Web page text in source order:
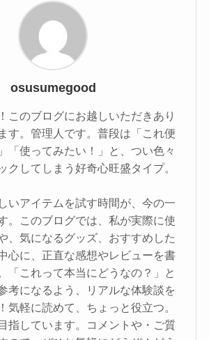
osusumegood
このブログにお越しいただきあり
す。管理人です。普段は「これ便
「使ってみたい！」と、つい色々
クしてしまう好奇心旺盛タイプ。
いアイテムを試す時間が、今の一
。このブログでは、私が実際に使
、気になるグッズ、おすすめした
心に、正直な感想やレビューを書
「これって本当にどうなの？」と
考になるよう、リアルな体験談を
気軽に読めて、ちょっと役立つ。
指しています。コメントや・ご質